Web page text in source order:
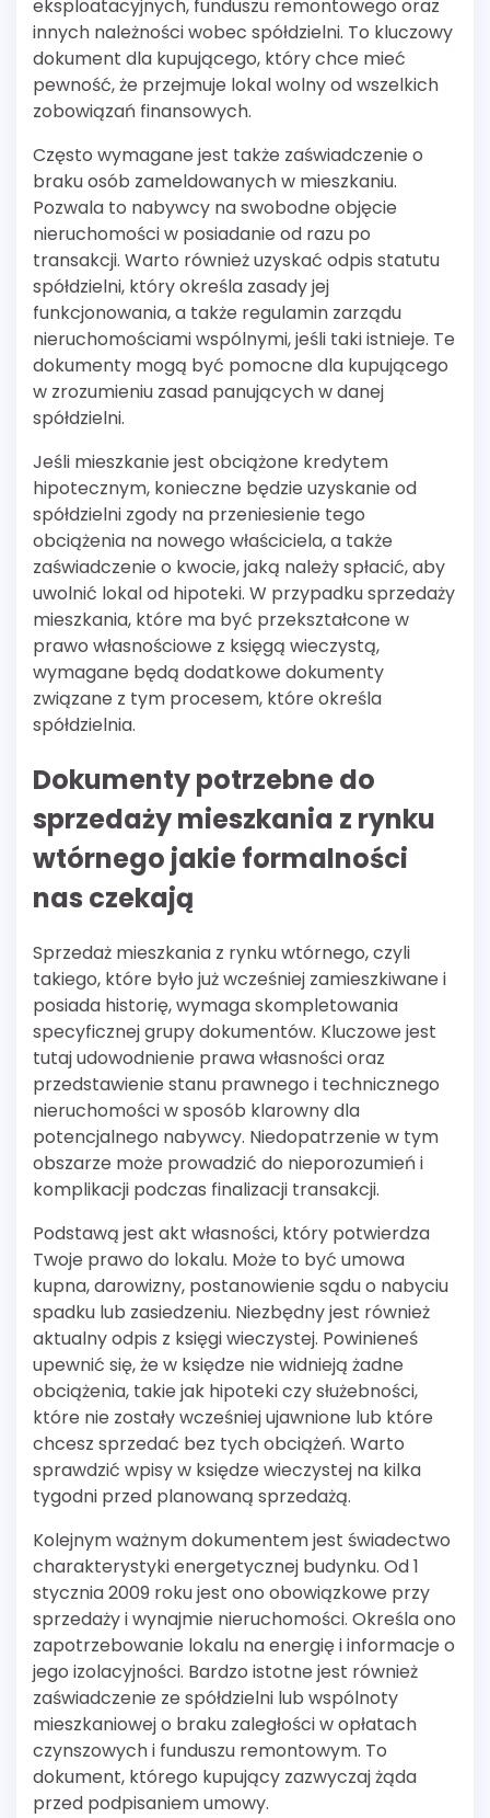
eksploatacyjnych, funduszu remontowego oraz
innych należności wobec spółdzielni. To kluczowy
dokument dla kupującego, który chce mieć
pewność, że przejmuje lokal wolny od wszelkich
zobowiązań finansowych.
Często wymagane jest także zaświadczenie o
braku osób zameldowanych w mieszkaniu.
Pozwala to nabywcy na swobodne objęcie
nieruchomości w posiadanie od razu po
transakcji. Warto również uzyskać odpis statutu
spółdzielni, który określa zasady jej
funkcjonowania, a także regulamin zarządu
nieruchomościami wspólnymi, jeśli taki istnieje. Te
dokumenty mogą być pomocne dla kupującego
w zrozumieniu zasad panujących w danej
spółdzielni.
Jeśli mieszkanie jest obciążone kredytem
hipotecznym, konieczne będzie uzyskanie od
spółdzielni zgody na przeniesienie tego
obciążenia na nowego właściciela, a także
zaświadczenie o kwocie, jaką należy spłacić, aby
uwolnić lokal od hipoteki. W przypadku sprzedaży
mieszkania, które ma być przekształcone w
prawo własnościowe z księgą wieczystą,
wymagane będą dodatkowe dokumenty
związane z tym procesem, które określa
spółdzielnia.
Dokumenty potrzebne do
sprzedaży mieszkania z rynku
wtórnego jakie formalności
nas czekają
Sprzedaż mieszkania z rynku wtórnego, czyli
takiego, które było już wcześniej zamieszkiwane i
posiada historię, wymaga skompletowania
specyficznej grupy dokumentów. Kluczowe jest
tutaj udowodnienie prawa własności oraz
przedstawienie stanu prawnego i technicznego
nieruchomości w sposób klarowny dla
potencjalnego nabywcy. Niedopatrzenie w tym
obszarze może prowadzić do nieporozumień i
komplikacji podczas finalizacji transakcji.
Podstawą jest akt własności, który potwierdza
Twoje prawo do lokalu. Może to być umowa
kupna, darowizny, postanowienie sądu o nabyciu
spadku lub zasiedzeniu. Niezbędny jest również
aktualny odpis z księgi wieczystej. Powinieneś
upewnić się, że w księdze nie widnieją żadne
obciążenia, takie jak hipoteki czy służebności,
które nie zostały wcześniej ujawnione lub które
chcesz sprzedać bez tych obciążeń. Warto
sprawdzić wpisy w księdze wieczystej na kilka
tygodni przed planowaną sprzedażą.
Kolejnym ważnym dokumentem jest świadectwo
charakterystyki energetycznej budynku. Od 1
stycznia 2009 roku jest ono obowiązkowe przy
sprzedaży i wynajmie nieruchomości. Określa ono
zapotrzebowanie lokalu na energię i informacje o
jego izolacyjności. Bardzo istotne jest również
zaświadczenie ze spółdzielni lub wspólnoty
mieszkaniowej o braku zaległości w opłatach
czynszowych i funduszu remontowym. To
dokument, którego kupujący zazwyczaj żąda
przed podpisaniem umowy.